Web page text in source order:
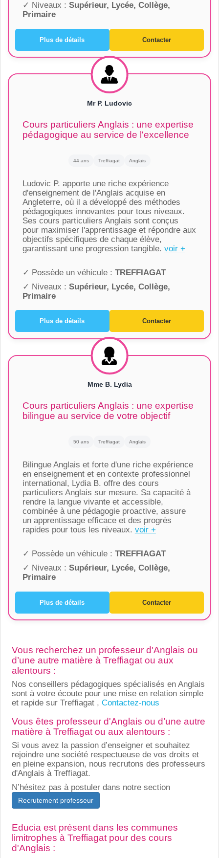
✓ Niveaux : Supérieur, Lycée, Collège,
Primaire
Plus de détails Contacter
Mr P. Ludovic
Cours particuliers Anglais : une expertise
pédagogique au service de l'excellence
44 ans Treffiagat Anglais
Ludovic P. apporte une riche expérience
d'enseignement de l'Anglais acquise en
Angleterre, où il a développé des méthodes
pédagogiques innovantes pour tous niveaux.
Ses cours particuliers Anglais sont conçus
pour maximiser l'apprentissage et répondre aux
objectifs spécifiques de chaque élève,
garantissant une progression tangible. voir +
✓ Possède un véhicule : TREFFIAGAT
✓ Niveaux : Supérieur, Lycée, Collège,
Primaire
Plus de détails Contacter
Mme B. Lydia
Cours particuliers Anglais : une expertise
bilingue au service de votre objectif
50 ans Treffiagat Anglais
Bilingue Anglais et forte d'une riche expérience
en enseignement et en contexte professionnel
international, Lydia B. offre des cours
particuliers Anglais sur mesure. Sa capacité à
rendre la langue vivante et accessible,
combinée à une pédagogie proactive, assure
un apprentissage efficace et des progrès
rapides pour tous les niveaux. voir +
✓ Possède un véhicule : TREFFIAGAT
✓ Niveaux : Supérieur, Lycée, Collège,
Primaire
Plus de détails Contacter
Vous recherchez un professeur d'Anglais ou
d’une autre matière à Treffiagat ou aux
alentours :
Nos conseillers pédagogiques spécialisés en Anglais
sont à votre écoute pour une mise en relation simple
et rapide sur Treffiagat , Contactez-nous
Vous êtes professeur d'Anglais ou d’une autre
matière à Treffiagat ou aux alentours :
Si vous avez la passion d’enseigner et souhaitez
rejoindre une société respectueuse de vos droits et
en pleine expansion, nous recrutons des professeurs
d'Anglais à Treffiagat.
N’hésitez pas à postuler dans notre section
Recrutement professeur
Educia est présent dans les communes
limitrophes à Treffiagat pour des cours
d'Anglais :